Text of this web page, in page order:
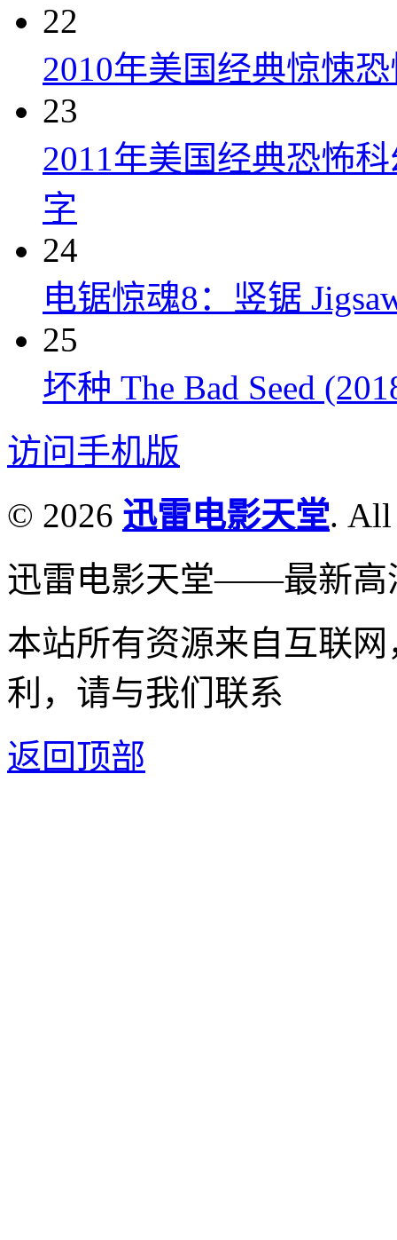
22
2010年美国经典惊悚
23
2011年美国经典恐怖
字
24
电锯惊魂8：竖锯
25
坏种 The Bad Seed
访问手机版
© 2026 迅雷电影天堂. All
迅雷电影天堂——最新高
本站所有资源来自互联
利，请与我们联系
返回顶部